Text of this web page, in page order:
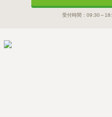
受付時間： 09:30～